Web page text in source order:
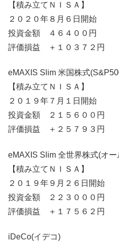
【積み立てＮＩＳＡ】
２０２０年８月６日開始
投資金額 ４６４００円
評価損益 ＋１０３７２円
eMAXIS Slim 米国株式
【積み立てＮＩＳＡ】
２０１９年７月１日開始
投資金額 ２１５６００円
評価損益 ＋２５７９３円
eMAXIS Slim 全世界株式(オ
【積み立てＮＩＳＡ】
２０１９年９月２６日開始
投資金額 ２２３０００円
評価損益 ＋１７５６２円
iDeCo(イデコ)